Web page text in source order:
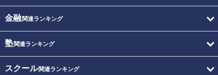
金融関連ランキング
塾関連ランキング
スクール関連ランキング